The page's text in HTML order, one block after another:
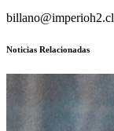
billano@imperioh2.cl
Noticias Relacionadas